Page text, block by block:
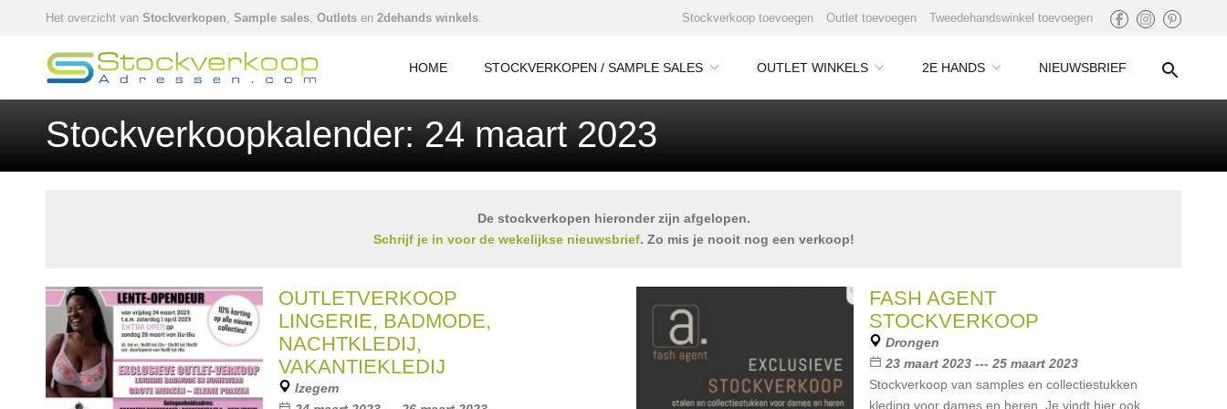
Het overzicht van Stockverkopen, Sample sales, Outlets en 2dehands winkels. Stockverkoop toevoegen Outlet toevoegen Tweedehandswinkel toevoegen
HOME STOCKVERKOPEN / SAMPLE SALES OUTLET WINKELS 2E HANDS NIEUWSBRIEF
Stockverkoopkalender: 24 maart 2023
De stockverkopen hieronder zijn afgelopen.
Schrijf je in voor de wekelijkse nieuwsbrief. Zo mis je nooit nog een verkoop!
OUTLETVERKOOP
LINGERIE, BADMODE,
NACHTKLEDIJ,
VAKANTIEKLEDIJ
Izegem
FASH AGENT
STOCKVERKOOP
Drongen
23 maart 2023 --- 25 maart 2023
Stockverkoop van samples en collectiestukken
kleding voor dames en heren. Je vindt hier ook